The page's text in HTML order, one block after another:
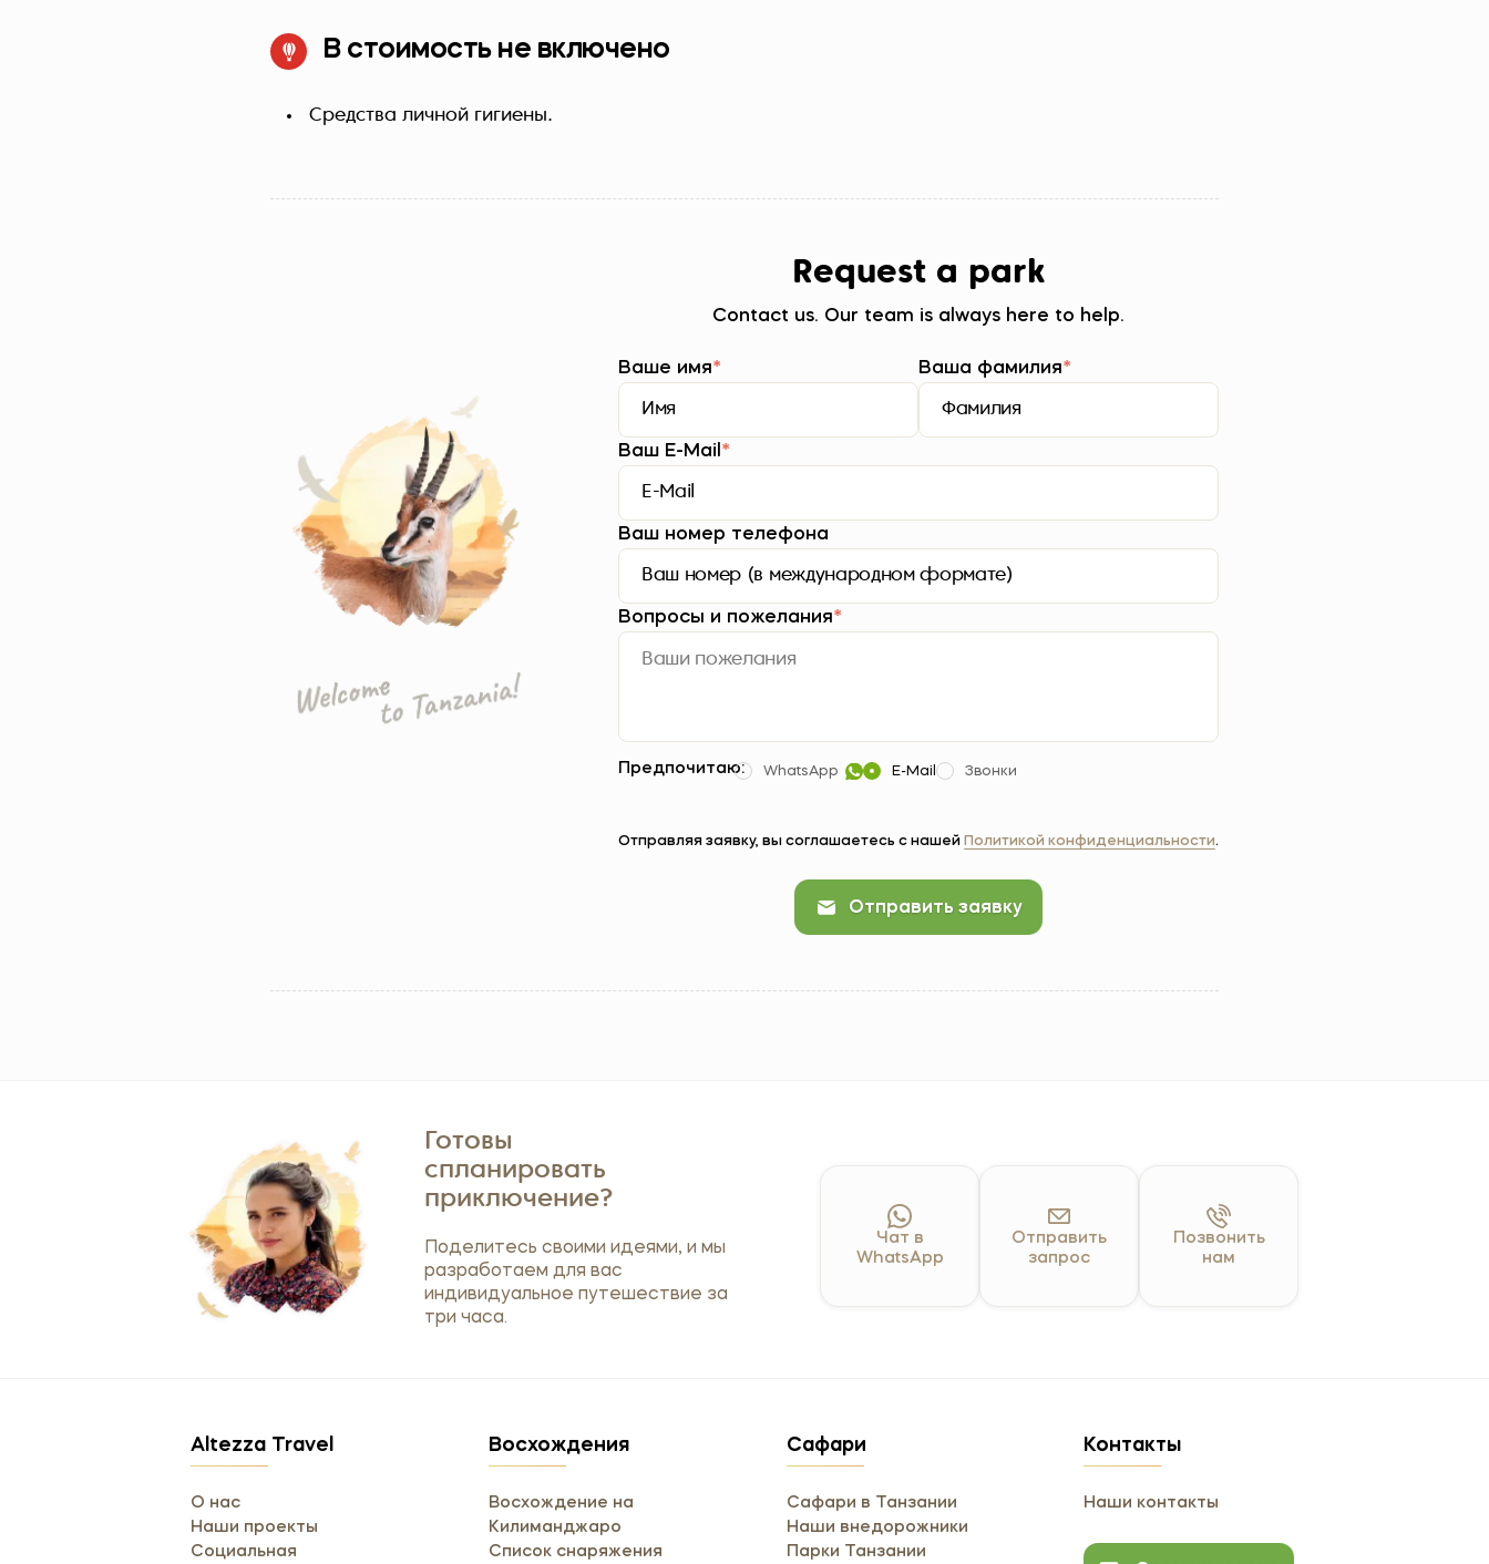
В стоимость не включено
Средства личной гигиены.
Request a park
Contact us. Our team is always here to help.
Ваше имя* Ваша фамилия*
Ваш E-Mail*
Ваш номер телефона
Вопросы и пожелания*
Предпочитаю: WhatsApp E-Mail Звонки
Отправляя заявку, вы соглашаетесь с нашей Политикой конфиденциальности.
Отправить заявку
Готовы
спланировать
приключение?
Поделитесь своими идеями, и мы
разработаем для вас
индивидуальное путешествие за
три часа.
Чат в
WhatsApp
Отправить
запрос
Позвонить
нам
Altezza Travel
О нас
Наши проекты
Социальная
Восхождения
Восхождение на
Килиманджаро
Список снаряжения
Сафари
Сафари в Танзании
Наши внедорожники
Парки Танзании
Контакты
Наши контакты